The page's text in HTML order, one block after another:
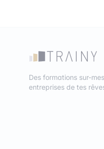
Des formations sur-
entreprises de tes